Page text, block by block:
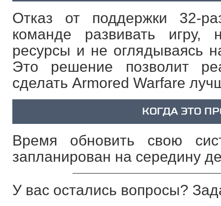
Отказ от поддержки 32-
команде развивать игру,
ресурсы и не оглядываясь
Это решение позволит
сделать Armored Warfare
КОГДА ЭТО
Время обновить свою
запланирован на середину
У вас остались вопросы?